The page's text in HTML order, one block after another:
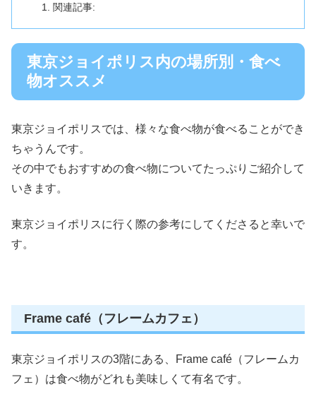
関連記事:
東京ジョイポリス内の場所別・食べ
物オススメ
東京ジョイポリスでは、様々な食べ物が食べることができ
ちゃうんです。
その中でもおすすめの食べ物についてたっぷりご紹介して
いきます。
東京ジョイポリスに行く際の参考にしてくださると幸いで
す。
Frame café（フレームカフェ）
東京ジョイポリスの3階にある、Frame café（フレームカ
フェ）は食べ物がどれも美味しくて有名です。